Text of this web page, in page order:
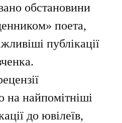
обстановини
поета,
публікації
найпомітніші
до ювілеїв,